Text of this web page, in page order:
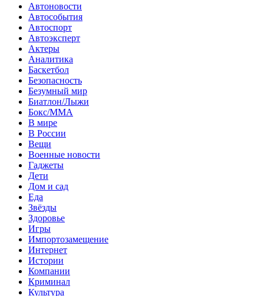
Автоновости
Автособытия
Автоспорт
Автоэксперт
Актеры
Аналитика
Баскетбол
Безопасность
Безумный мир
Биатлон/Лыжи
Бокс/MMA
В мире
В России
Вещи
Военные новости
Гаджеты
Дети
Дом и сад
Еда
Звёзды
Здоровье
Игры
Импортозамещение
Интернет
Истории
Компании
Криминал
Культура